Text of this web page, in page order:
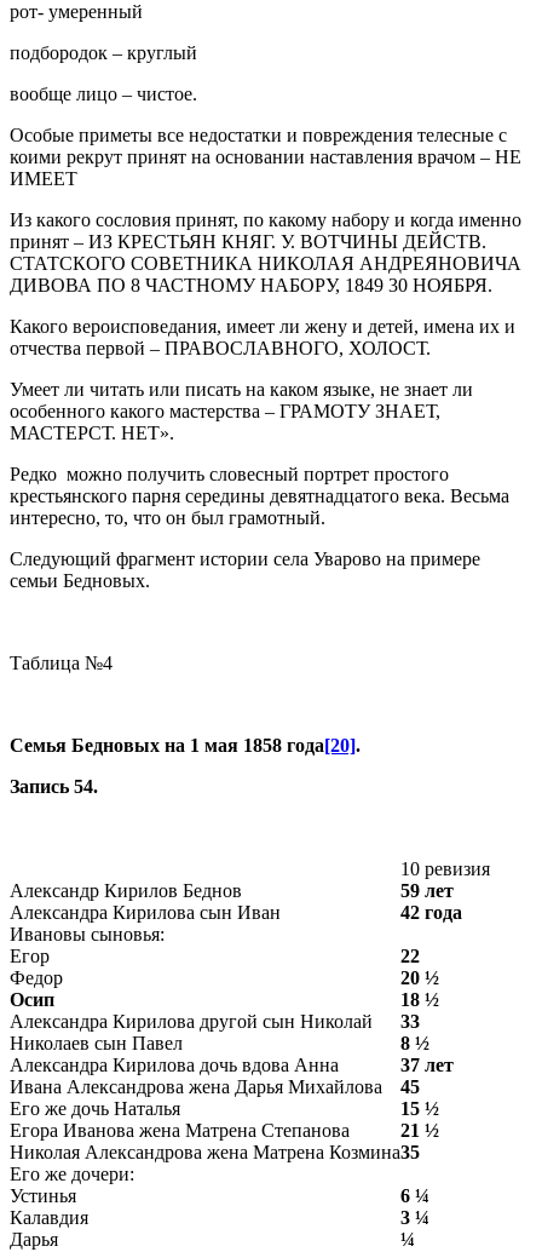
рот- умеренный
подбородок – круглый
вообще лицо – чистое.
Особые приметы все недостатки и повреждения телесные с
коими рекрут принят на основании наставления врачом – НЕ
ИМЕЕТ
Из какого сословия принят, по какому набору и когда именно
принят – ИЗ КРЕСТЬЯН КНЯГ. У. ВОТЧИНЫ ДЕЙСТВ.
СТАТСКОГО СОВЕТНИКА НИКОЛАЯ АНДРЕЯНОВИЧА
ДИВОВА ПО 8 ЧАСТНОМУ НАБОРУ, 1849 30 НОЯБРЯ.
Какого вероисповедания, имеет ли жену и детей, имена их и
отчества первой – ПРАВОСЛАВНОГО, ХОЛОСТ.
Умеет ли читать или писать на каком языке, не знает ли
особенного какого мастерства – ГРАМОТУ ЗНАЕТ,
МАСТЕРСТ. НЕТ».
Редко можно получить словесный портрет простого
крестьянского парня середины девятнадцатого века. Весьма
интересно, то, что он был грамотный.
Следующий фрагмент истории села Уварово на примере
семьи Бедновых.
Таблица №4
Семья Бедновых на 1 мая 1858 года[20].
Запись 54.
10 ревизия
Александр Кирилов Беднов
59 лет
Александра Кирилова сын Иван
42 года
Ивановы сыновья:
Егор
22
Федор
20 ½
Осип
18 ½
Александра Кирилова другой сын Николай
33
Николаев сын Павел
8 ½
Александра Кирилова дочь вдова Анна
37 лет
Ивана Александрова жена Дарья Михайлова
45
Его же дочь Наталья
15 ½
Егора Иванова жена Матрена Степанова
21 ½
Николая Александрова жена Матрена Козмина35
Его же дочери:
Устинья
6 ¼
Калавдия
3 ¼
Дарья
¼